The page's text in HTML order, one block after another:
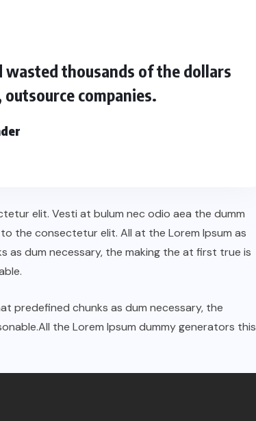
thousands of the dollars
companies.
elit. Vesti at bulum nec odio aea the dumm
the consectetur elit. All at the Lorem Ipsum as
dum necessary, the making the at first true is
predefined chunks as dum necessary, the
the Lorem Ipsum dummy generators this